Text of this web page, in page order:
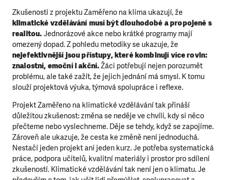
Zkušenosti z projektu Zaměřeno na klima ukazují, že
klimatické vzdělávání musí být dlouhodobé a propojené s
realitou. Jednorázové akce nebo krátké programy mají
omezený dopad. Z pohledu metodiky se ukazuje, že
nejefektivnější jsou přístupy, které kombinují více rovin:
znalostní, emoční i akční.Žáci potřebují nejen porozumět
problému, ale také zažít, že jejich jednání má smysl. K tomu
slouží projektová výuka, týmová spolupráce i reflexe.
Projekt Zaměřeno na klimatické vzdělávání tak přináší
důležitou zkušenost: změna se neděje ve chvíli, kdy si něco
přečteme nebo vyslechneme. Děje se tehdy, když se zapojíme.
Zároveň ale ukazuje, že cesta ke změně není jednoduchá.
Nestačí jeden projekt ani jeden kurz. Je potřeba systematická
práce, podpora učitelů, kvalitní materiály i prostor pro sdílení
zkušeností. Klimatické vzdělávání tak není jen o klimatu. Je